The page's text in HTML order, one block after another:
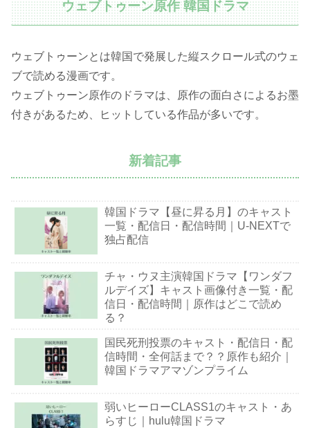
ウェブトゥーン原作 韓国ドラマ
ウェブトゥーンとは韓国で発展した縦スクロール式のウェ
ブで読める漫画です。
ウェブトゥーン原作のドラマは、原作の面白さによるお墨
付きがあるため、ヒットしている作品が多いです。
新着記事
韓国ドラマ【昼に昇る月】のキャスト
一覧・配信日・配信時間｜U-NEXTで
独占配信
チャ・ウヌ主演韓国ドラマ【ワンダフ
ルデイズ】キャスト画像付き一覧・配
信日・配信時間｜原作はどこで読め
る？
国民死刑投票のキャスト・配信日・配
信時間・全何話まで？？原作も紹介｜
韓国ドラマアマゾンプライム
弱いヒーローCLASS1のキャスト・あ
らすじ｜hulu韓国ドラマ